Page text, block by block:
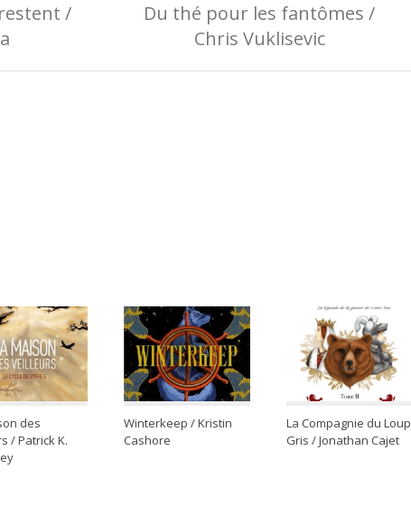
/
Du thé pour les fantômes /
Chris Vuklisevic
des
/ Patrick K.
Winterkeep / Kristin
Cashore
La Compagnie du Loup
Gris / Jonathan Cajet